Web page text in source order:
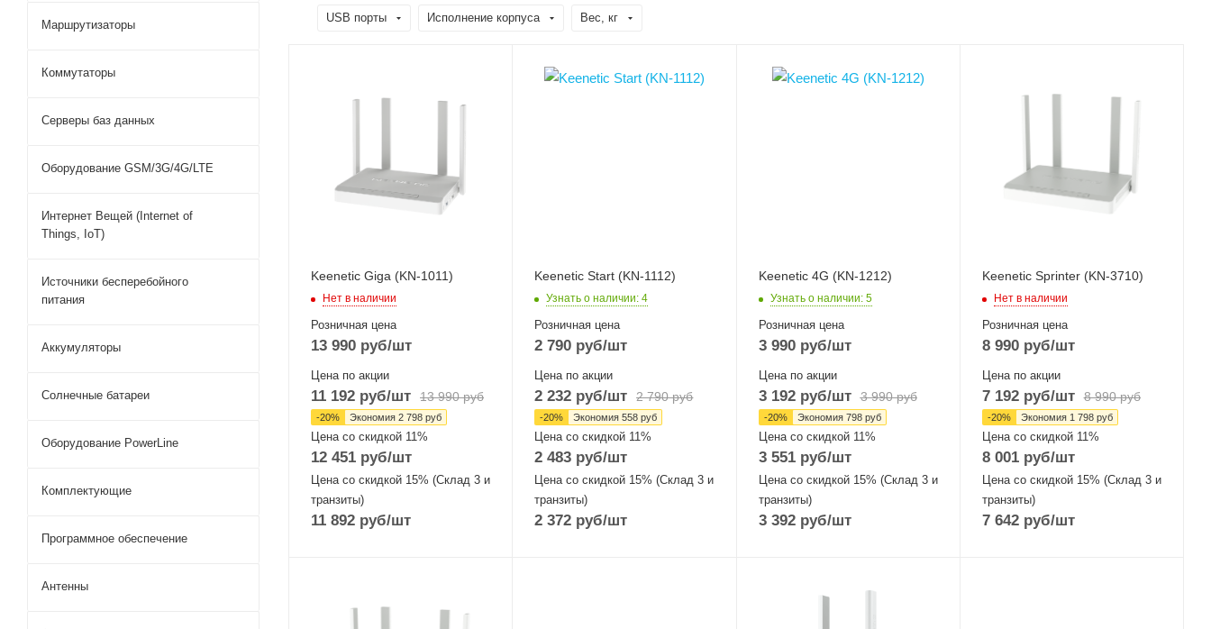
USB порты Исполнение корпуса Вес, кг
Keenetic Giga (KN-1011)
Нет в наличии
Розничная цена
13 990 руб/шт
Цена по акции
11 192 руб/шт 13 990руб
-20% Экономия 2 798 руб
Цена со скидкой 11%
12 451 руб/шт
Цена со скидкой 15% (Склад 3 и
транзиты)
11 892 руб/шт
Keenetic Start (KN-1112)
Узнать о наличии: 4
Розничная цена
2 790 руб/шт
Цена по акции
2 232 руб/шт 2 790руб
-20% Экономия558 руб
Цена со скидкой 11%
2 483 руб/шт
Цена со скидкой 15% (Склад 3 и
транзиты)
2 372 руб/шт
Keenetic 4G (KN-1212)
Узнать о наличии: 5
Розничная цена
3 990руб/шт
Цена по акции
3 192руб/шт 3 990руб
-20% Экономия 798руб
Цена со скидкой 11%
3 551руб/шт
Цена со скидкой 15% (Склад 3 и
транзиты)
3 392руб/шт
оптические
Два: 5 ГГц
802.11a/n/ac/ax
Keenetic Sprinter (KN-3710)
Нет в наличии
Розничная цена
8 990руб/шт
Цена по акции
7 192руб/шт 8 990руб
-20% Экономия 1 798руб
Цена со скидкой 11%
8 001руб/шт
Цена со скидкой 15% (Склад 3 и
транзиты)
7 642руб/шт
оптические
Маршрутизаторы
Коммутаторы
Серверы баз данных
Оборудование GSM/3G/4G/LTE
Интернет Вещей (Internet of
Things, IoT)
Источники бесперебойного
питания
Аккумуляторы
Солнечные батареи
Оборудование PowerLine
Комплектующие
Программное обеспечение
Антенны